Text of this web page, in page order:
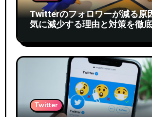
Twitterのフォロワーが減る原
気に減少する理由と対策を徹
Twitter